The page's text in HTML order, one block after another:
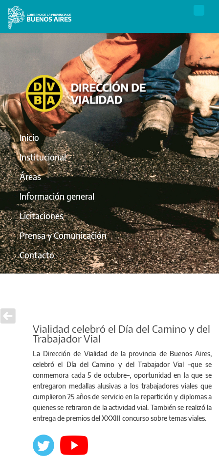
Inicio
Institucional
Áreas
Información general
Licitaciones
Prensa y Comunicación
Contacto
Vialidad celebró el Día del Camino y del
Trabajador Vial
La Dirección de Vialidad de la provincia de Buenos Aires,
celebró el Día del Camino y del Trabajador Vial –que se
conmemora cada 5 de octubre–, oportunidad en la que se
entregaron medallas alusivas a los trabajadores viales que
cumplieron 25 años de servicio en la repartición y diplomas a
quienes se retiraron de la actividad vial. También se realizó la
entrega de premios del XXXIII concurso sobre temas viales.